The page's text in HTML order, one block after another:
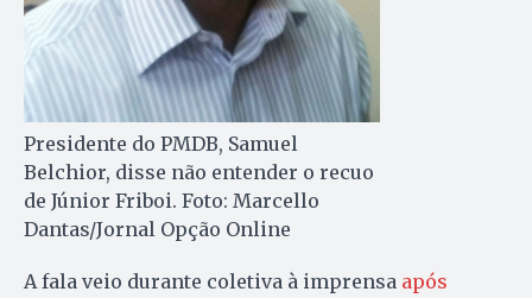
Presidente do PMDB, Samuel
Belchior, disse não entender o recuo
de Júnior Friboi. Foto: Marcello
Dantas/Jornal Opção Online
A fala veio durante coletiva à imprensa após